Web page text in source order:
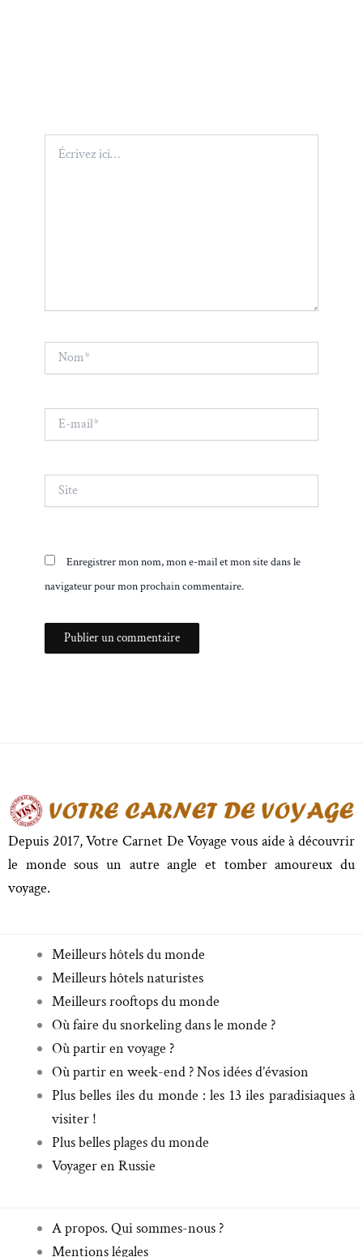
ici…
Nom*
mail*
Site
Enregistrer mon nom, mon e-mail et mon site dans le
navigateur pour mon prochain commentaire.
Depuis 2017, Votre Carnet De Voyage vous aide à découvrir
le monde sous un autre angle et tomber amoureux du
voyage.
Meilleurs hôtels du monde
Meilleurs hôtels naturistes
Meilleurs rooftops du monde
Où faire du snorkeling dans le monde ?
Où partir en voyage ?
Où partir en week-end ? Nos idées d’évasion
Plus belles îles du monde : les 13 iles paradisiaques à
visiter !
Plus belles plages du monde
Voyager en Russie
A propos. Qui sommes-nous ?
Mentions légales